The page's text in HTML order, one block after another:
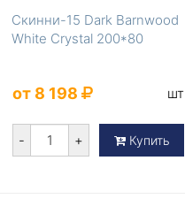
Скинни-15 Dark Barnwood
White Сrystal 200*80
от 8 198 шт
- + Купить